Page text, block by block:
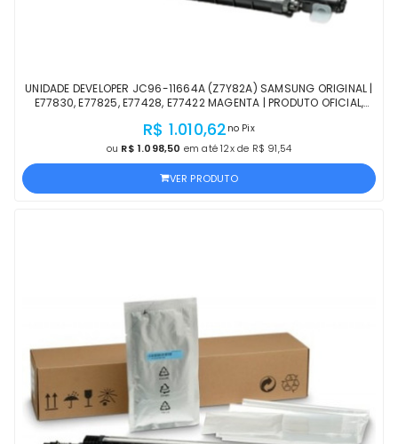
UNIDADE DEVELOPER JC96-11664A (Z7Y82A) SAMSUNG ORIGINAL |
E77830, E77825, E77428, E77422 MAGENTA | PRODUTO OFICIAL,
R$ 1.010,62 no Pix
ou R$ 1.098,50 em até 12x de R$ 91,54
VER PRODUTO